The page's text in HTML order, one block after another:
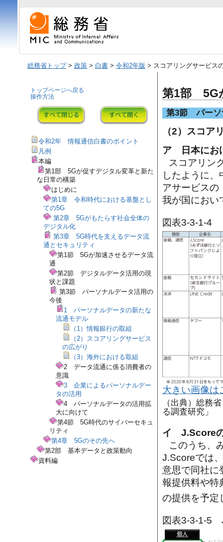
総務省トップ> 政策 > 白書 > 令和2年版 > スコアリングサービス
第1部 5G
第3節 パーソ
（2）スコア
ア 日本にお
スコアリン
したように
アサービスの
我が国におい
図表3-3-1-4
大きい画像
（出典）総務
る調査研究」
イ J.Score
このうち、
J.Scoreでは
意思で同社に
報提供料や特
の提供を予定
図表3-3-1-5
トップページへ戻る
操作方法
令和2年 情報通信白書のポイント
凡例
本編
第1部 5Gが促すデジタル変革と新た
な日常の構築
はじめに
第1章 令和時代における基盤とし
ての5G
第2章 5Gがもたらす社会全体の
デジタル化
第3章 5G時代を支えるデータ流
通とセキュリティ
第1節 5Gが加速させるデータ流
通
第2節 デジタルデータ活用の現
状と課題
第3節 パーソナルデータ活用の
今後
1 パーソナルデータの新たな
流通モデル
（1）情報銀行の取組
（2）スコアリングサービス
の広がり
（3）海外における取組
2 データ流通に係る消費者の
意識
3 企業によるパーソナルデー
タの活用
4 パーソナルデータの活用拡
大に向けて
第4節 5G時代のサイバーセキュ
リティ
第4章 5Gのその先へ
第2部 基本データと政策動向
資料編